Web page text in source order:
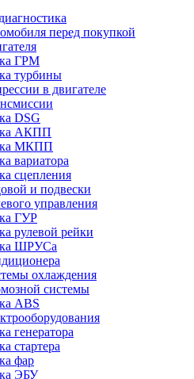
перед покупкой
ГРМ
турбины
в двигателе
DSG
АКПП
МКПП
вариатора
сцепления
и подвески
управления
ГУР
рулевой рейки
ШРУСа
охлаждения
системы
ABS
генератора
стартера
фар
ЭБУ